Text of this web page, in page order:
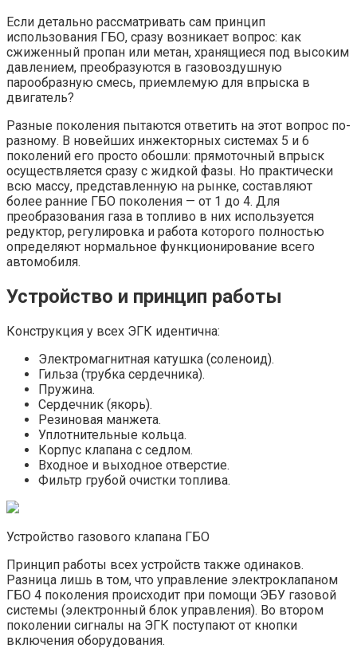
Если детально рассматривать сам принцип
использования ГБО, сразу возникает вопрос: как
сжиженный пропан или метан, хранящиеся под высоким
давлением, преобразуются в газовоздушную
парообразную смесь, приемлемую для впрыска в
двигатель?
Разные поколения пытаются ответить на этот вопрос по-
разному. В новейших инжекторных системах 5 и 6
поколений его просто обошли: прямоточный впрыск
осуществляется сразу с жидкой фазы. Но практически
всю массу, представленную на рынке, составляют
более ранние ГБО поколения — от 1 до 4. Для
преобразования газа в топливо в них используется
редуктор, регулировка и работа которого полностью
определяют нормальное функционирование всего
автомобиля.
Устройство и принцип работы
Конструкция у всех ЭГК идентична:
Электромагнитная катушка (соленоид).
Гильза (трубка сердечника).
Пружина.
Сердечник (якорь).
Резиновая манжета.
Уплотнительные кольца.
Корпус клапана с седлом.
Входное и выходное отверстие.
Фильтр грубой очистки топлива.
Устройство газового клапана ГБО
Принцип работы всех устройств также одинаков.
Разница лишь в том, что управление электроклапаном
ГБО 4 поколения происходит при помощи ЭБУ газовой
системы (электронный блок управления). Во втором
поколении сигналы на ЭГК поступают от кнопки
включения оборудования.